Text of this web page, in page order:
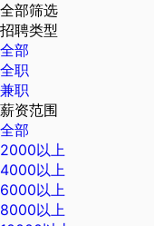
全部筛选
招聘类型
全部
全职
兼职
薪资范围
全部
2000以上
4000以上
6000以上
8000以上